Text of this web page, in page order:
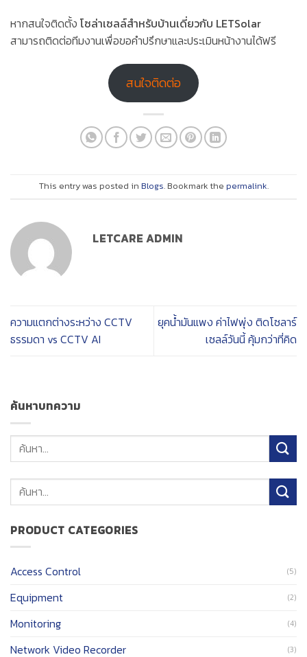
หากสนใจติดตั้ง โซล่าเซลล์สำหรับบ้านเดี่ยวกับ LETSolar
สามารถติดต่อทีมงานเพื่อขอคำปรึกษาและประเมินหน้างานได้ฟรี
สนใจติดต่อ
This entry was posted in Blogs. Bookmark the permalink.
LETCARE ADMIN
ความแตกต่างระหว่าง CCTV
ธรรมดา vs CCTV AI
ยุคน้ำมันแพง ค่าไฟพุ่ง ติดโซลาร์
เซลล์วันนี้ คุ้มกว่าที่คิด
ค้นหาบทความ
ค้นหา:
PRODUCT CATEGORIES
Access Control (5)
Equipment (2)
Monitoring (4)
Network Video Recorder (3)